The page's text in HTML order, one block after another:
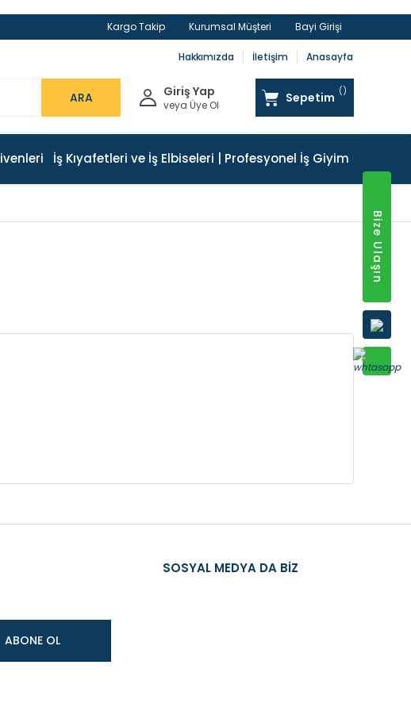
Kargo Takip Kurumsal Müşteri Bayi Girişi
Hakkımızda İletişim Anasayfa
ARA Giriş Yap
veya Üye Ol Sepetim
İş Kıyafetleri ve İş Elbiseleri | Profesyonel İş Giyim
ABONE OL
SOSYAL MEDYA DA BİZ
Bize Ulaşın